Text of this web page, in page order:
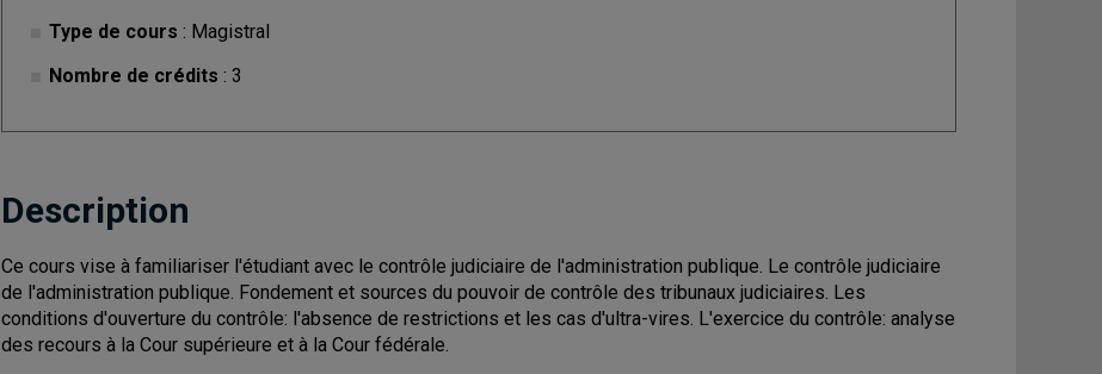
Type de cours : Magistral
Nombre de crédits : 3
Description
Ce cours vise à familiariser l'étudiant avec le contrôle judiciaire de l'administration publique. Le contrôle judiciaire
de l'administration publique. Fondement et sources du pouvoir de contrôle des tribunaux judiciaires. Les
conditions d'ouverture du contrôle: l'absence de restrictions et les cas d'ultra-vires. L'exercice du contrôle: analyse
des recours à la Cour supérieure et à la Cour fédérale.